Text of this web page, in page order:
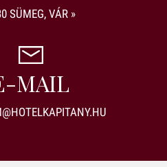
SÜMEG, VÁR »
MAIL